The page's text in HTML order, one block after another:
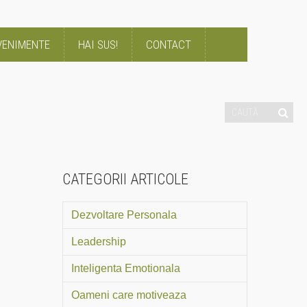
HAI SUS! CONTACT
CATEGORII ARTICOLE
Dezvoltare Personala
Leadership
Inteligenta Emotionala
Oameni care motiveaza